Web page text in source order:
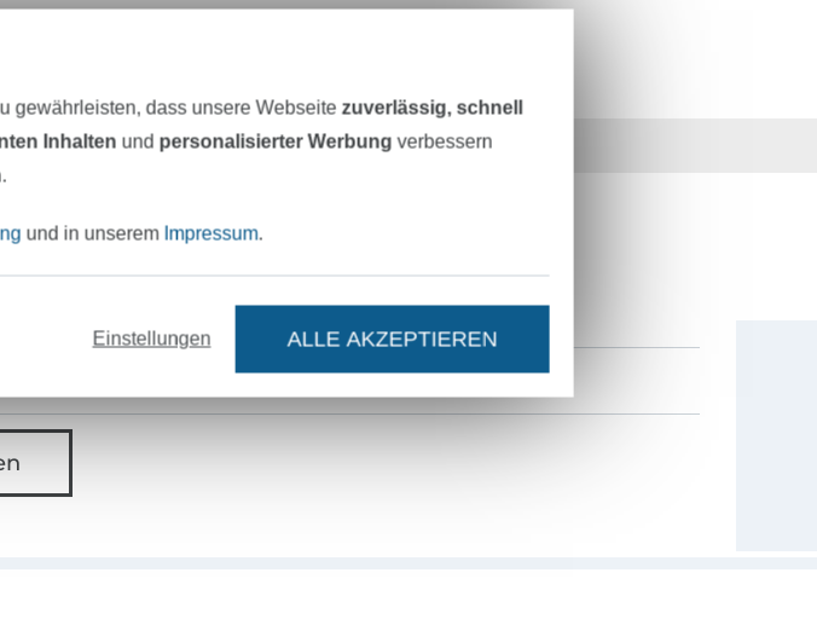
80000 zufriedene Kunden 36 Jahre Erfahrung
AUF DEM NEUESTEN STAND SEIN?
Stand & erhalte einen10% Gutscheinals Dankeschön.
gewährleisten, dass unsere Webseitezuverlässig, schnell
Inhalten und personalisierter Werbung verbessern
.
und in unserem Impressum.
Einstellungen ALLE AKZEPTIEREN